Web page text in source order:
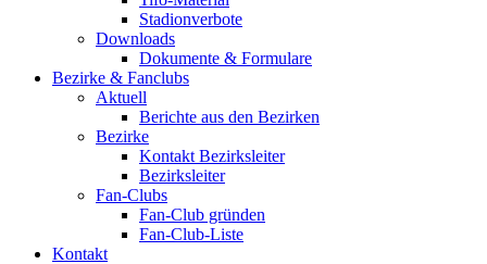
Stadionverbote
Downloads
Dokumente & Formulare
Bezirke & Fanclubs
Aktuell
Berichte aus den Bezirken
Bezirke
Kontakt Bezirksleiter
Bezirksleiter
Fan-Clubs
Fan-Club gründen
Fan-Club-Liste
Kontakt